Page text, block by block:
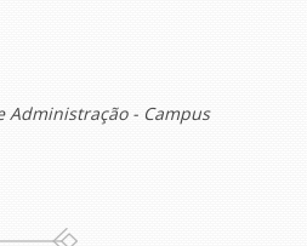
Administração - Campus